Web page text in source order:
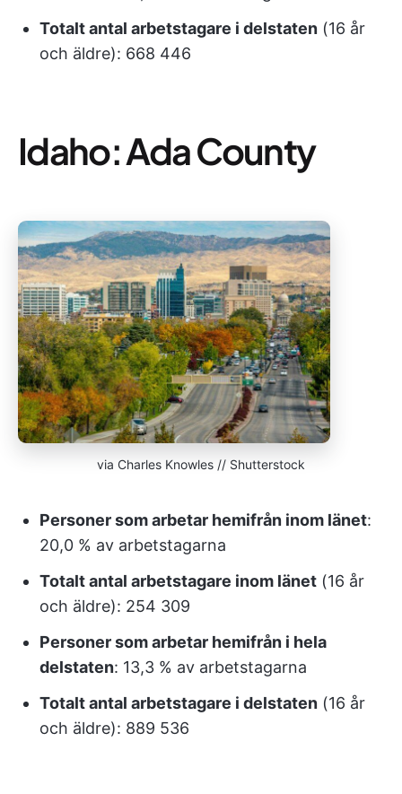
Totalt antal arbetstagare i delstaten (16 år
och äldre): 668 446
Idaho: Ada County
via Charles Knowles // Shutterstock
Personer som arbetar hemifrån inom länet:
20,0 % av arbetstagarna
Totalt antal arbetstagare inom länet (16 år
och äldre): 254 309
Personer som arbetar hemifrån i hela
delstaten: 13,3 % av arbetstagarna
Totalt antal arbetstagare i delstaten (16 år
och äldre): 889 536